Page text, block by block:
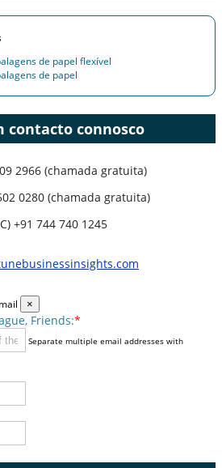
de papel flexível
de papel
contacto connosco
2966 (chamada gratuita)
0280 (chamada gratuita)
+91 744 740 1245
×
Friends:*
Separate multiple email addresses with